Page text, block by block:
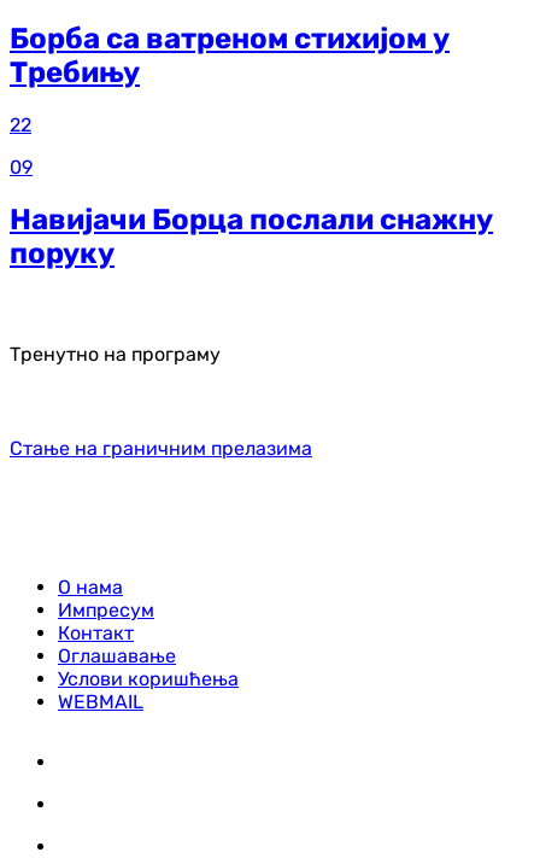
Борба са ватреном стихијом у
Требињу
22
09
Навијачи Борца послали снажну
поруку
Тренутно на програму
Стање на граничним прелазима
О нама
Импресум
Контакт
Оглашавање
Услови коришћења
WEBMAIL